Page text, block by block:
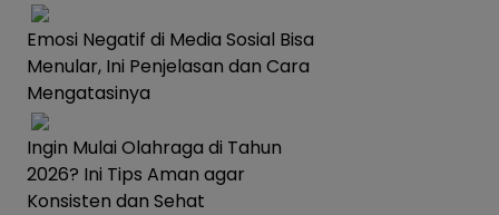
Emosi Negatif di Media Sosial Bisa
Menular, Ini Penjelasan dan Cara
Mengatasinya
Ingin Mulai Olahraga di Tahun
2026? Ini Tips Aman agar
Konsisten dan Sehat